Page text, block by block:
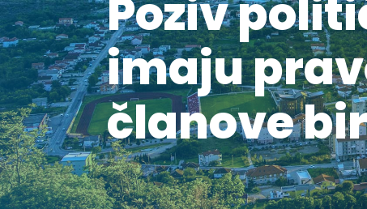
Poziv
imaju
članove